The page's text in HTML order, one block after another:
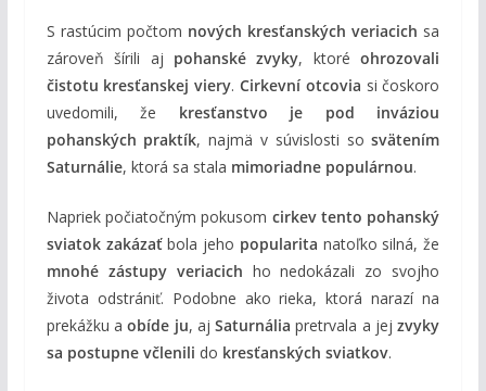
S rastúcim počtom nových kresťanských veriacich sa
zároveň šírili aj pohanské zvyky, ktoréohrozovali
čistotu kresťanskej viery. Cirkevní otcovia si čoskoro
uvedomili, že kresťanstvo je pod inváziou
pohanských praktík, najmä v súvislosti sosvätením
Saturnálie, ktorá sa stala mimoriadne populárnou.
Napriek počiatočným pokusom cirkev tento pohanský
sviatok zakázaťbola jeho popularita natoľko silná, že
mnohé zástupy veriacich ho nedokázali zo svojho
života odstrániť. Podobne ako rieka, ktorá narazí na
prekážku aobíde ju, ajSaturnália pretrvala a jejzvyky
sa postupne včlenili do kresťanských sviatkov.